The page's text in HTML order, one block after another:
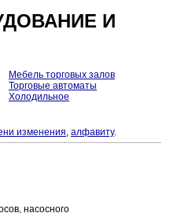
И
Мебель торговых залов
Торговые автоматы
Холодильное
изменения, алфавиту.
насосного